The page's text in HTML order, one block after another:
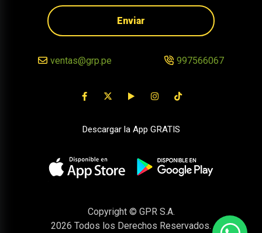
Enviar
ventas@grp.pe 997566067
Descargar la App GRATIS
Copyright © GPR S.A.
2026 Todos los Derechos Reservados.